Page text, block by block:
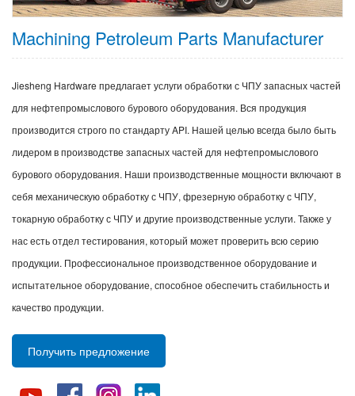
Machining Petroleum Parts Manufacturer
Jiesheng Hardware предлагает услуги обработки с ЧПУ запасных частей
для нефтепромыслового бурового оборудования. Вся продукция
производится строго по стандарту API. Нашей целью всегда было быть
лидером в производстве запасных частей для нефтепромыслового
бурового оборудования. Наши производственные мощности включают в
себя механическую обработку с ЧПУ, фрезерную обработку с ЧПУ,
токарную обработку с ЧПУ и другие производственные услуги. Также у
нас есть отдел тестирования, который может проверить всю серию
продукции. Профессиональное производственное оборудование и
испытательное оборудование, способное обеспечить стабильность и
качество продукции.
Получить предложение